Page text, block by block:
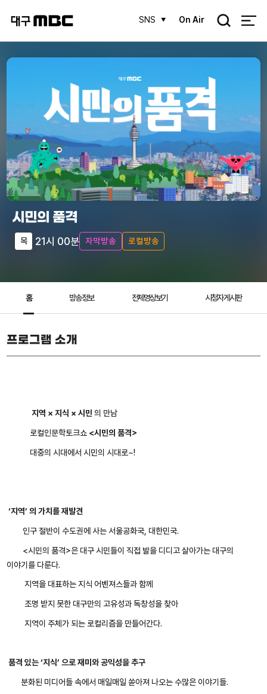
SNS On Air
검
시민의 품격
목 21시 00분 자막방송 로컬방송
홈 방송 정보 전체영상보기 시청자 게시판
프로그램 소개
지역 × 지식 × 시민의 만남
로컬인문학토크쇼 <시민의 품격>
대중의 시대에서 시민의 시대로~!
‘지역’ 의 가치를 재발견
인구 절반이 수도권에 사는 서울공화국, 대한민국.
<시민의 품격>은 대구 시민들이 직접 발을 디디고 살아가는 대구의
이야기를 다룬다.
지역을 대표하는 지식 어벤져스들과 함께
조명 받지 못한 대구만의 고유성과 독창성을 찾아
지역이 주체가 되는 로컬리즘을 만들어간다.
품격 있는 ‘지식’ 으로 재미와 공익성을 추구
분화된 미디어들 속에서 매일매일 쏟아져 나오는 수많은 이야기들.